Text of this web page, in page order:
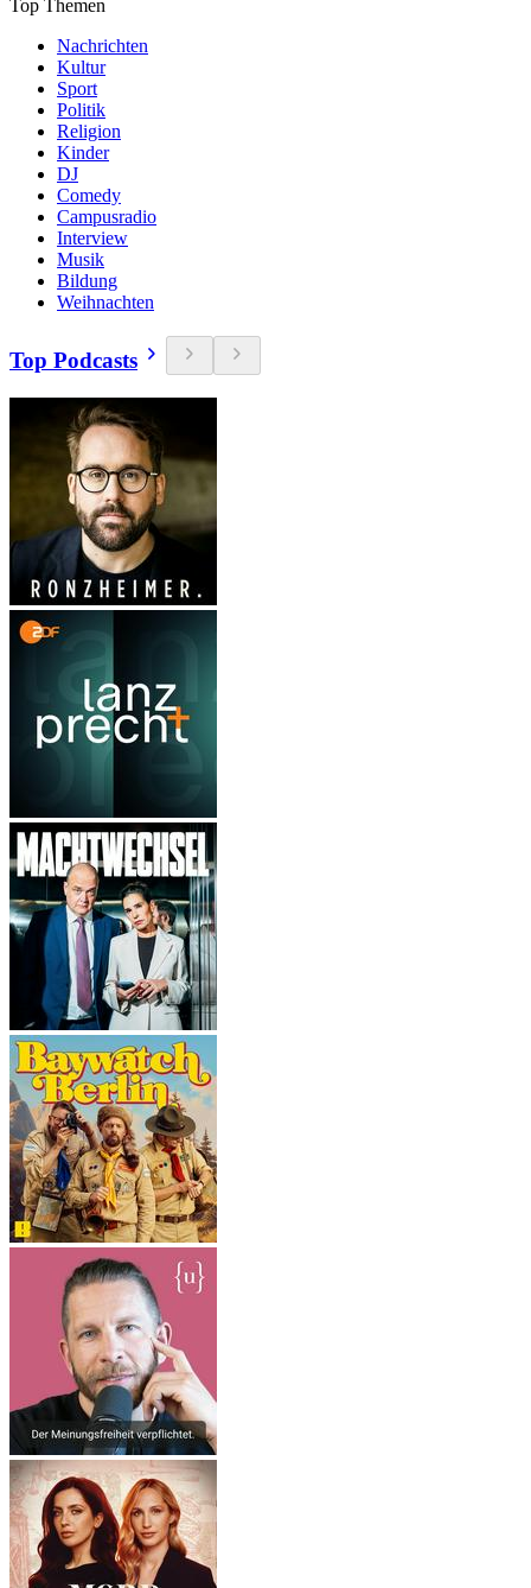
Top Themen
Nachrichten
Kultur
Sport
Politik
Religion
Kinder
DJ
Comedy
Campusradio
Interview
Musik
Bildung
Weihnachten
Top Podcasts